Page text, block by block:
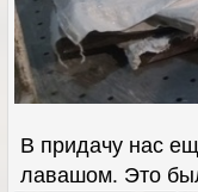
В придачу нас
лавашом. Это